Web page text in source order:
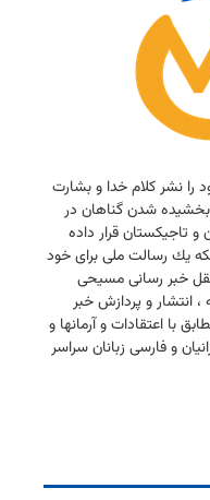
را نشر كلام خدا و بشارت
شدن گناهان در
و تاجیكستان قرار داده
یك رسالت ملی برای خود
خبر رسانی مسیحی
انتشار و پردازش خبر
با اعتقادات و آرمانها و
و فارسی زبانان سراسر